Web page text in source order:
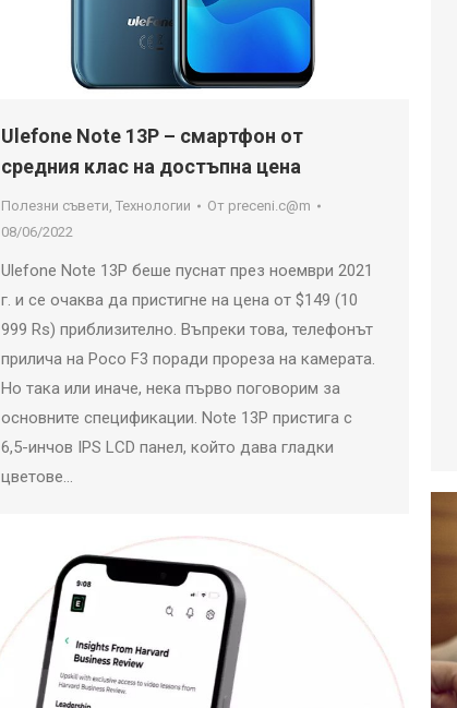
Ulefone Note 13P – смартфон от
средния клас на достъпна цена
Полезни съвети, Технологии От preceni.c@m
08/06/2022
Ulefone Note 13P беше пуснат през ноември 2021
г. и се очаква да пристигне на цена от $149 (10
999 Rs) приблизително. Въпреки това, телефонът
прилича на Poco F3 поради прореза на камерата.
Но така или иначе, нека първо поговорим за
основните спецификации. Note 13P пристига с
6,5-инчов IPS LCD панел, който дава гладки
цветове…